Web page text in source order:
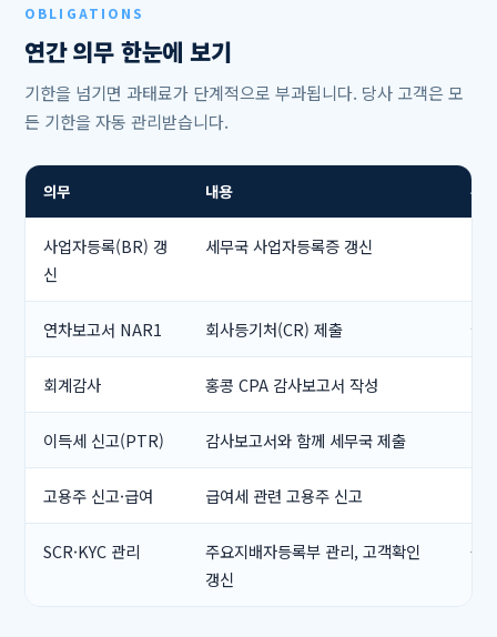
OBLIGATIONS
연간 의무 한눈에 보기
기한을 넘기면 과태료가 단계적으로 부과됩니다. 당사 고객은 모
든 기한을 자동 관리받습니다.
의무 내용 주
사업자등록(BR) 갱
신
세무국 사업자등록증 갱신
연차보고서 NAR1 회사등기처(CR) 제출 설
회계감사 홍콩 CPA 감사보고서 작성
이득세 신고(PTR) 감사보고서와 함께 세무국 제출
고용주 신고·급여 급여세 관련 고용주 신고
SCR·KYC 관리
주요지배자등록부 관리, 고객확인
갱신
상